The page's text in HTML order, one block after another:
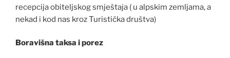
recepcija obiteljskog smještaja ( u alpskim zemljama, a
nekad i kod nas kroz Turistička društva)
Boravišna taksa i porez